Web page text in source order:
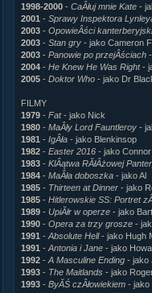
1998-2000- CaÂłuj mnie Kate-
2001 - Sprawy Inspektora
2003- OpowieÂści
2003- Stan gry- jako Cameron
2003- Panowie po przejÂściach-
2004- He Knew He Was Right-
2005- Doktor Who- jako Dr
FILMY
1979- Fat- jako Nick
1980- MaÂły Lord Fauntleroy-
1981 - IgÂła- jako Blenkinsop
1982- Easter 2016- jako Connor
1983- KlÂątwa RĂłÂżowej
1984- MaÂła doboszka- jako Al
1985- Thirteen at Dinner- jako
1985- Hitlerowskie SS: Portret
1989- UpiĂłr w operze- jako
1990- Opera za trzy grosze-
1991 - Absolute Hell- jako Hugh
1991 - Antonia i Jane- jako
1992- A Masculine Ending- jako
1993- The Maitlands- jako
1993- ByĂŚ czÂłowiekiem- jako